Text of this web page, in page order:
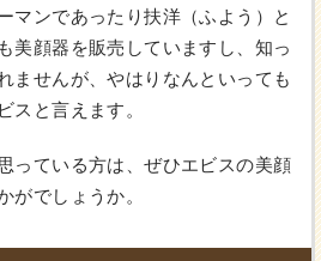
マンであったり扶洋（ふよう）と
美顔器を販売していますし、知っ
ませんが、やはりなんといっても
スと言えます。
っている方は、ぜひエビスの美顔
がでしょうか。